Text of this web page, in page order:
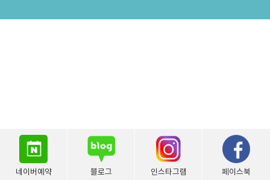
네이버예약 블로그 인스타그램 페이스북